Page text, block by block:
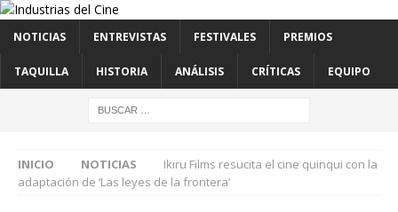
NOTICIAS ENTREVISTAS FESTIVALES PREMIOS
TAQUILLA HISTORIA ANÁLISIS CRÍTICAS EQUIPO
INICIO NOTICIAS
Ikiru Films resucita el cine quinqui con la
adaptación de ‘Las leyes de la frontera’